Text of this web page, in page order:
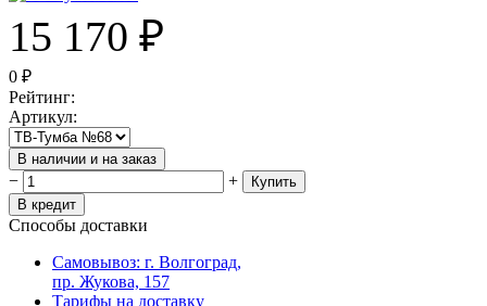
15 170 ₽
0 ₽
Рейтинг:
Артикул:
В наличии и на заказ
− +
Купить
В кредит
Способы доставки
Самовывоз: г. Волгоград,
пр. Жукова, 157
Тарифы на доставку